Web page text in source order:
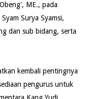
ME., pada
Surya Syamsi,
dan sub bidang, serta
kembali pentingnya
pengurus untuk